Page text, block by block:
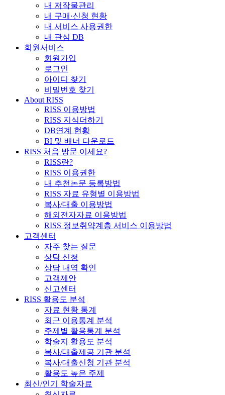
내 저작물관리
내 구매·신청 현황
내 서비스 사용권한
내 관심 DB
회원서비스
회원가입
로그인
아이디 찾기
비밀번호 찾기
About RISS
RISS 이용방법
RISS 지식더하기
DB연계 현황
BI 및 배너 다운로드
RISS 처음 방문 이세요?
RISS란?
RISS 이용권한
내 추천논문 등록방법
RISS 자료 유형별 이용방법
복사/대출 이용방법
해외전자자료 이용방법
RISS 정보취약계층 서비스 이용방법
고객센터
자주 찾는 질문
상담 신청
상담 내역 확인
고객제안
신고센터
RISS 활용도 분석
자료 현황 통계
최근 이용통계 분석
주제별 활용통계 분석
학술지 활용도 분석
복사/대출제공 기관 분석
복사/대출신청 기관 분석
활용도 높은 주제
최신/인기 학술자료